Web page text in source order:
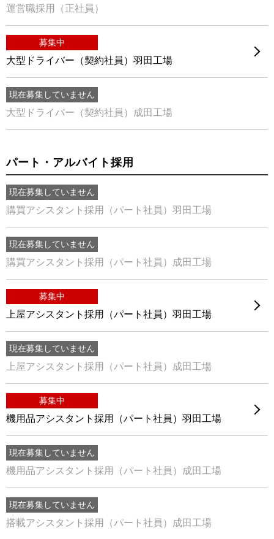
運営職採用（正社員）
募集中
大型ドライバー（契約社員）羽田工場
現在募集していません
大型ドライバー（契約社員）成田工場
パート・アルバイト採用
現在募集していません
購買アシスタント採用（パート社員）羽田工場
現在募集していません
購買アシスタント採用（パート社員）成田工場
募集中
上屋アシスタント採用（パート社員）羽田工場
現在募集していません
上屋アシスタント採用（パート社員）成田工場
募集中
機用品アシスタント採用（パート社員）羽田工場
現在募集していません
機用品アシスタント採用（パート社員）成田工場
現在募集していません
搭載アシスタント採用（パート社員）成田工場